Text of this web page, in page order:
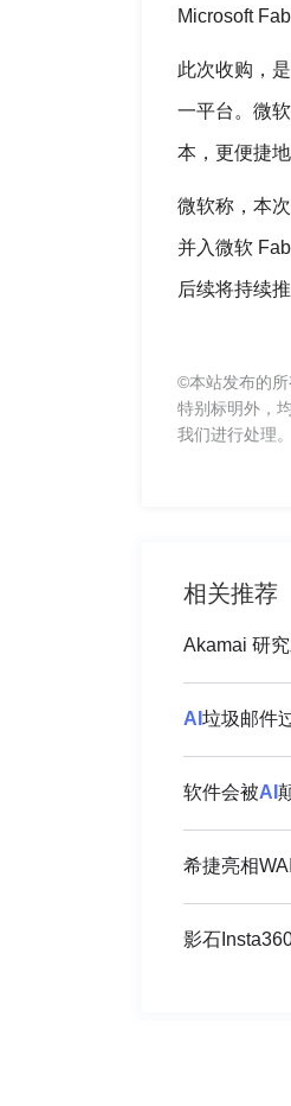
Microsoft
此次收购，
一平台。微
本，更便捷
微软称，本
并入微软
后续将持续
©本站发布的
特别标明外，
我们进行处理。
相关推荐
Akamai 研
AI 垃圾邮件
软件会被AI
希捷亮相
影石